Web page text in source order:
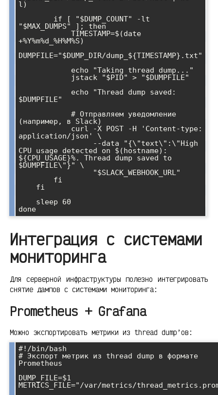
l)
"$MAX_DUMPS" ]; then
            TIMESTAMP=$(date
+%Y%m%d_%H%M%S)
DUMPFILE="$DUMP_DIR/dump_${TIMESTAMP}.txt"
$DUMPFILE"
(например, в Slack)
application/json' \
CPU usage detected on $(hostname):
${CPU_USAGE}%. Thread dump saved to
$DUMPFILE\"}" \
Интеграция с системами
мониторинга
Для серверной инфраструктуры полезно интегрировать
снятие дампов с системами мониторинга:
Prometheus + Grafana
Можно экспортировать метрики из thread dump’ов:
#!/bin/bash
# Экспорт метрик из thread dump в формате
Prometheus
DUMP_FILE=$1
METRICS_FILE="/var/metrics/